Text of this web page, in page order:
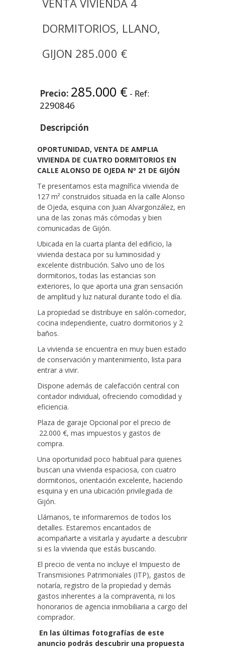
DORMITORIOS, LLANO,
GIJON 285.000 €
Precio: 285.000 € - Ref:
2290846
Descripción
OPORTUNIDAD, VENTA DE AMPLIA
VIVIENDA DE CUATRO DORMITORIOS EN
CALLE ALONSO DE OJEDA Nº 21 DE GIJÓN
Te presentamos esta magnífica vivienda de
127 m² construidos situada en la calle Alonso
de Ojeda, esquina con Juan Alvargonzález, en
una de las zonas más cómodas y bien
comunicadas de Gijón.
Ubicada en la cuarta planta del edificio, la
vivienda destaca por su luminosidad y
excelente distribución. Salvo uno de los
dormitorios, todas las estancias son
exteriores, lo que aporta una gran sensación
de amplitud y luz natural durante todo el día.
La propiedad se distribuye en salón-comedor,
cocina independiente, cuatro dormitorios y 2
baños.
La vivienda se encuentra en muy buen estado
de conservación y mantenimiento, lista para
entrar a vivir.
Dispone además de calefacción central con
contador individual, ofreciendo comodidad y
eficiencia.
Plaza de garaje Opcional por el precio de
22.000 €, mas impuestos y gastos de
compra.
Una oportunidad poco habitual para quienes
buscan una vivienda espaciosa, con cuatro
dormitorios, orientación excelente, haciendo
esquina y en una ubicación privilegiada de
Gijón.
Llámanos, te informaremos de todos los
detalles. Estaremos encantados de
acompañarte a visitarla y ayudarte a descubrir
si es la vivienda que estás buscando.
El precio de venta no incluye el Impuesto de
Transmisiones Patrimoniales (ITP), gastos de
notaría, registro de la propiedad y demás
gastos inherentes a la compraventa, ni los
honorarios de agencia inmobiliaria a cargo del
comprador.
En las últimas fotografías de este
anuncio podrás descubrir una propuesta